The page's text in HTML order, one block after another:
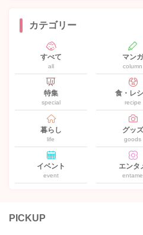
カテゴリー
すべて
all
マンガ
column
特集
special
食・レ
recipe
暮らし
life
グッズ
goods
イベント
event
エンタ
entame
PICKUP